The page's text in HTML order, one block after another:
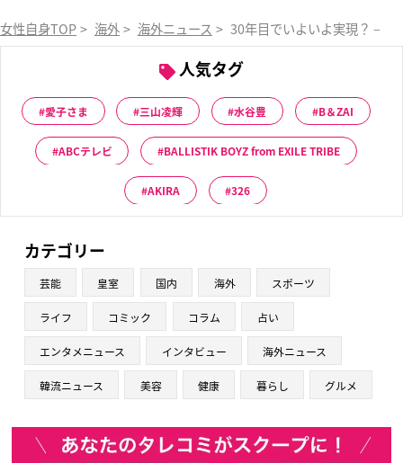
女性自身TOP > 海外 > 海外ニュース > 30年目でいよいよ実現？ – 『
人気タグ
愛子さま 三山凌輝 水谷豊 B＆ZAI
ABCテレビ BALLISTIK BOYZ from EXILE TRIBE
AKIRA 326
カテゴリー
芸能 皇室 国内 海外 スポーツ
ライフ コミック コラム 占い
エンタメニュース インタビュー 海外ニュース
韓流ニュース 美容 健康 暮らし グルメ